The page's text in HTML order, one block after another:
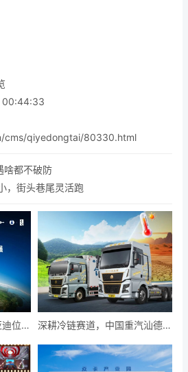
00:44:33
cms/qiyedongtai/80330.html
啥都不破防
，街头巷尾灵活跑
位列
深耕冷链赛道，中国重汽汕德卡